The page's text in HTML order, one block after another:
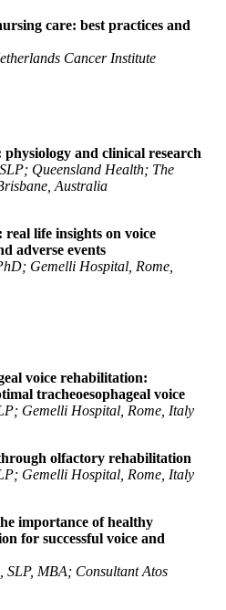
care: best practices and
Cancer Institute
and clinical research
Queensland Health; The
Australia
real life insights on voice
adverse events
Gemelli Hospital, Rome,
voice rehabilitation:
tracheoesophageal voice
Gemelli Hospital, Rome, Italy
olfactory rehabilitation
Gemelli Hospital, Rome, Italy
importance of healthy
for successful voice and
SLP, MBA; Consultant Atos